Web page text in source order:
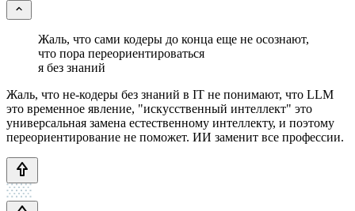
Жаль, что сами кодеры до конца еще не осознают,
что пора переориентироваться
я без знаний
Жаль, что не-кодеры без знаний в IT не понимают, что LLM
это временное явление, "искусственный интеллект" это
универсальная замена естественному интеллекту, и поэтому
переориентирование не поможет. ИИ заменит все профессии.